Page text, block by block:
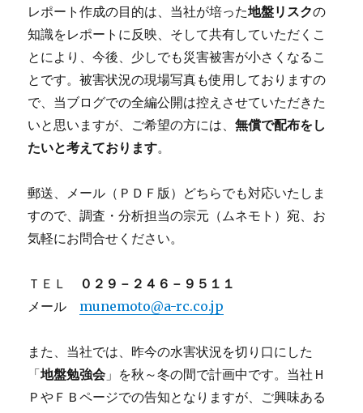
レポート作成の目的は、当社が培った地盤リスクの
知識をレポートに反映、そして共有していただくこ
とにより、今後、少しでも災害被害が小さくなるこ
とです。被害状況の現場写真も使用しておりますの
で、当ブログでの全編公開は控えさせていただきた
いと思いますが、ご希望の方には、無償で配布をし
たいと考えております。
郵送、メール（ＰＤＦ版）どちらでも対応いたしま
すので、調査・分析担当の宗元（ムネモト）宛、お
気軽にお問合せください。
ＴＥＬ
０２９－２４６－９５１１
メール munemoto@a-rc.co.jp
また、当社では、昨今の水害状況を切り口にした
「地盤勉強会」を秋～冬の間で計画中です。当社Ｈ
ＰやＦＢページでの告知となりますが、ご興味ある